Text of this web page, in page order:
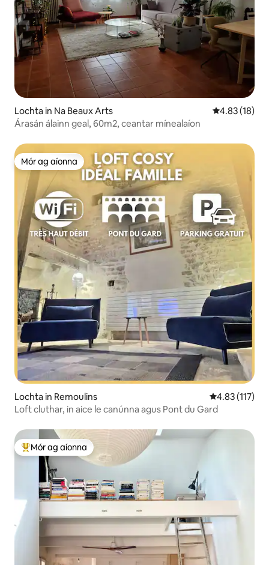
Lochta in Na Beaux Arts Meánrátáil
4.83 (18)
Árasán álainn geal, 60m2, ceantar mínealaíon
Mór ag aíonna
Mór ag aíonna
Lochta in Remoulins Meánrátáil
4.83 (117)
Loft cluthar, in aice le canúnna agus Pont du Gard
An-mhór ag aíonna
Mór ag aíonna